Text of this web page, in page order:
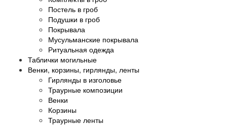
Постель в гроб
Подушки в гроб
Покрывала
Мусульманские покрывала
Ритуальная одежда
Таблички могильные
Венки, корзины, гирлянды, ленты
Гирлянды в изголовье
Траурные композиции
Венки
Корзины
Траурные ленты